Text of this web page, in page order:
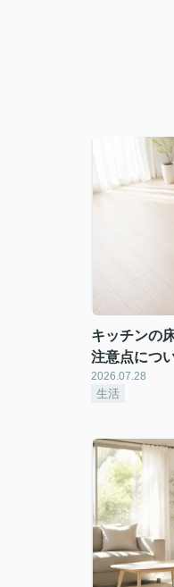
キッチンの
注意点につ
2026.07.28
生活